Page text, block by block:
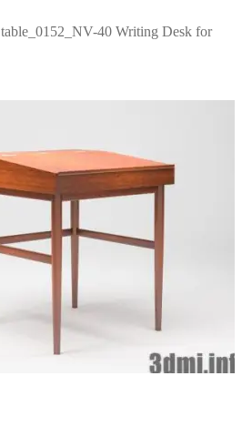
table_0152_NV-40 Writing Desk for